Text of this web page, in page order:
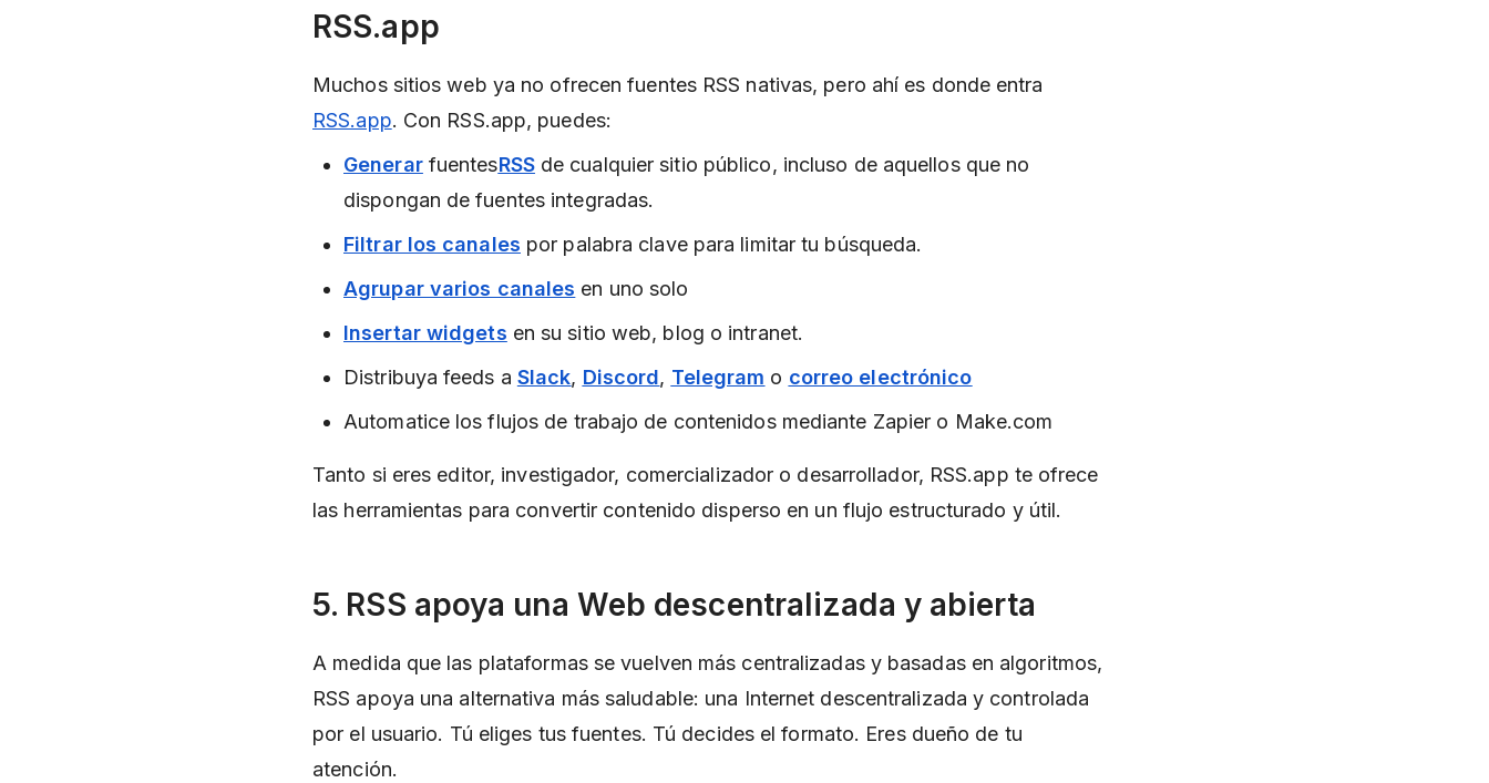
RSS.app
Muchos sitios web ya no ofrecen fuentes RSS nativas, pero ahí es donde entra
RSS.app. Con RSS.app, puedes:
GenerarfuentesRSSde cualquier sitio público, incluso de aquellos que no
dispongan de fuentes integradas.
Filtrar los canales por palabra clave para limitar tu búsqueda.
Agrupar varios canales en uno solo
Insertar widgets en su sitio web, blog o intranet.
Distribuya feeds a Slack, Discord, Telegram o correo electrónico
Automatice los flujos de trabajo de contenidos mediante Zapier o Make.com
Tanto si eres editor, investigador, comercializador o desarrollador, RSS.app te ofrece
las herramientas para convertir contenido disperso en un flujo estructurado y útil.
5. RSS apoya una Web descentralizada y abierta
A medida que las plataformas se vuelven más centralizadas y basadas en algoritmos,
RSS apoya una alternativa más saludable: una Internet descentralizada y controlada
por el usuario. Tú eliges tus fuentes. Tú decides el formato. Eres dueño de tu
atención.